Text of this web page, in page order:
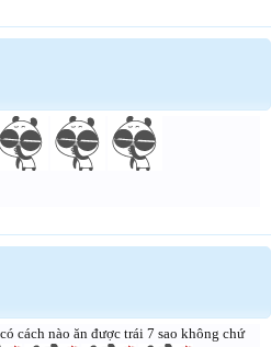
cách nào ăn được trái 7 sao không chứ